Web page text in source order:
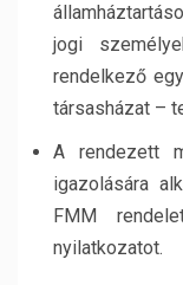
jogi
rendelkező
társasházat –
A rendezett
igazolására
FMM
nyilatkozatot.